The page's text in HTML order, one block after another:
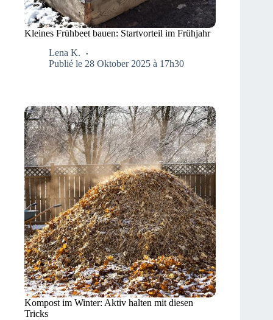
Kleines Frühbeet bauen: Startvorteil im Frühjahr
Lena K.
Publié le 28 Oktober 2025 à 17h30
Kompost im Winter: Aktiv halten mit diesen
Tricks